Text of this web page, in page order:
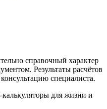
справочный характер
Результаты расчётов
специалиста.
для жизни и